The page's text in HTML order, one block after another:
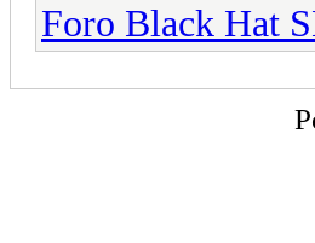
Foro Black Hat